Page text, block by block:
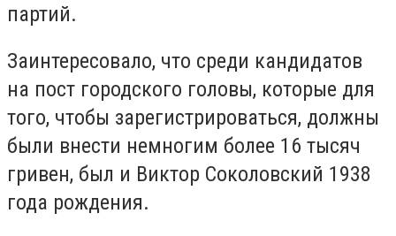
партий.
Заинтересовало, что среди кандидатов
на пост городского головы, которые для
того, чтобы зарегистрироваться, должны
были внести немногим более 16 тысяч
гривен, был и Виктор Соколовский 1938
года рождения.